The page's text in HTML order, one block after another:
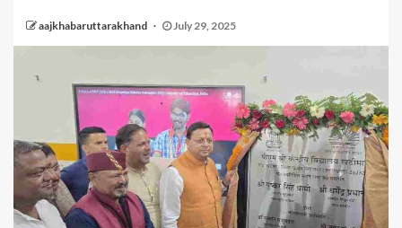
aajkhabaruttarakhand July 29, 2025